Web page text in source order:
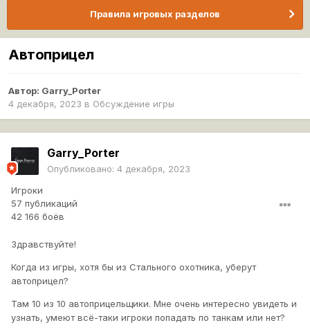
Правила игровых разделов
Автоприцел
Автор: Garry_Porter
4 декабря, 2023 в Обсуждение игры
Garry_Porter
Опубликовано: 4 декабря, 2023
Игроки
57 публикаций
42 166 боёв
Здравствуйте!
Когда из игры, хотя бы из Стального охотника, уберут
автоприцел?
Там 10 из 10 автоприцельщики. Мне очень интересно увидеть и
узнать, умеют всё-таки игроки попадать по танкам или нет?